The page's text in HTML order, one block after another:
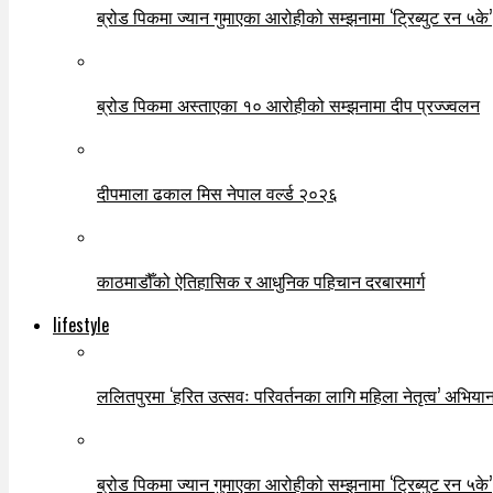
ब्रोड पिकमा ज्यान गुमाएका आरोहीको सम्झनामा ‘ट्रिब्युट रन ५के’
ब्रोड पिकमा अस्ताएका १० आरोहीको सम्झनामा दीप प्रज्ज्वलन
दीपमाला ढकाल मिस नेपाल वर्ल्ड २०२६
काठमाडौँको ऐतिहासिक र आधुनिक पहिचान दरबारमार्ग
lifestyle
ललितपुरमा ‘हरित उत्सवः परिवर्तनका लागि महिला नेतृत्व’
ब्रोड पिकमा ज्यान गुमाएका आरोहीको सम्झनामा ‘ट्रिब्युट रन ५के’